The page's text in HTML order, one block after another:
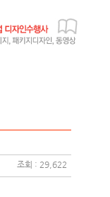
조회 : 29,622